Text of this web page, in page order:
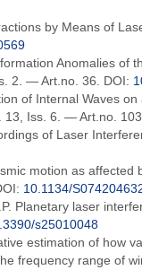
by Means of
Anomalies of
2. — Art.no. 36. DOI:
of Internal Waves
Iss. 6. — Art.no.
of Laser
motion as
10.1134/
Planetary laser
s25010048
estimation of how
frequency range of